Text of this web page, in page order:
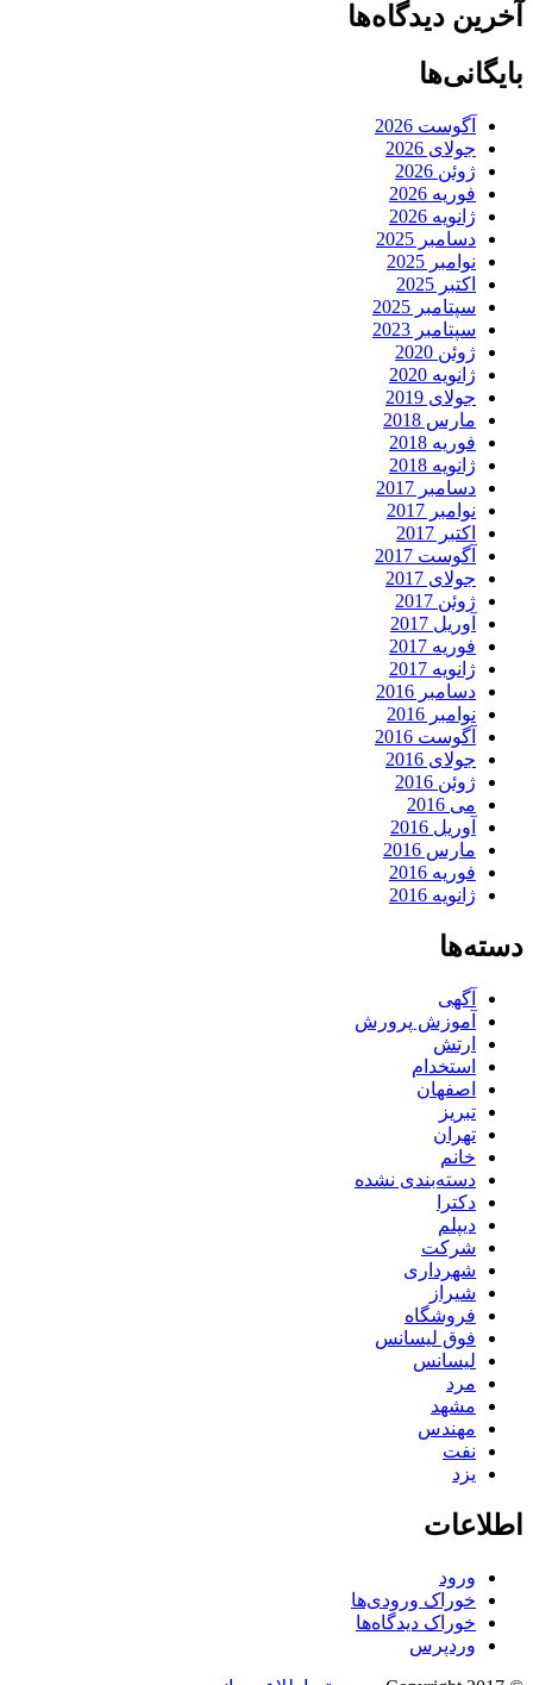
آخرین دیدگاه‌ها
بایگانی‌ها
آگوست 2026
جولای 2026
ژوئن 2026
فوریه 2026
ژانویه 2026
دسامبر 2025
نوامبر 2025
اکتبر 2025
سپتامبر 2025
سپتامبر 2023
ژوئن 2020
ژانویه 2020
جولای 2019
مارس 2018
فوریه 2018
ژانویه 2018
دسامبر 2017
نوامبر 2017
اکتبر 2017
آگوست 2017
جولای 2017
ژوئن 2017
آوریل 2017
فوریه 2017
ژانویه 2017
دسامبر 2016
نوامبر 2016
آگوست 2016
جولای 2016
ژوئن 2016
می 2016
آوریل 2016
مارس 2016
فوریه 2016
ژانویه 2016
دسته‌ها
آگهی
آموزش پرورش
ارتش
استخدام
اصفهان
تبریز
تهران
خانم
دسته‌بندی نشده
دکترا
دیپلم
شرکت
شهرداری
شیراز
فروشگاه
فوق لیسانس
لیسانس
مرد
مشهد
مهندس
نفت
یزد
اطلاعات
ورود
خوراک ورودی‌ها
خوراک دیدگاه‌ها
وردپرس